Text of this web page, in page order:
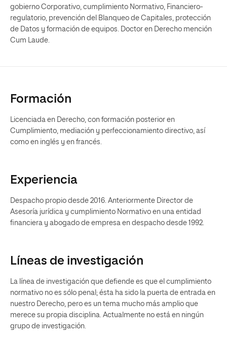
gobierno Corporativo, cumplimiento Normativo, Financiero-
regulatorio, prevención del Blanqueo de Capitales, protección
de Datos y formación de equipos. Doctor en Derecho mención
Cum Laude.
Formación
Licenciada en Derecho, con formación posterior en
Cumplimiento, mediación y perfeccionamiento directivo, así
como en inglés y en francés.
Experiencia
Despacho propio desde 2016. Anteriormente Director de
Asesoría jurídica y cumplimiento Normativo en una entidad
financiera y abogado de empresa en despacho desde 1992.
Líneas de investigación
La línea de investigación que defiende es que el cumplimiento
normativo no es sólo penal; ésta ha sido la puerta de entrada en
nuestro Derecho, pero es un tema mucho más amplio que
merece su propia disciplina. Actualmente no está en ningún
grupo de investigación.